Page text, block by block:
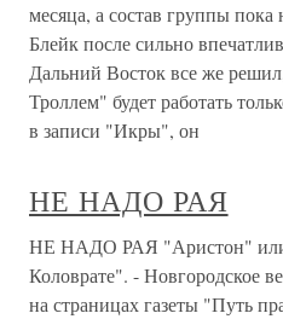
месяца, а состав группы
Блейк после сильно
Дальний Восток все же
Троллем" будет работать
в записи "Икры", он
НЕ НАДО РАЯ
НЕ НАДО РАЯ "Аристон"
Коловрате". - Новгородское
на страницах газеты "Путь